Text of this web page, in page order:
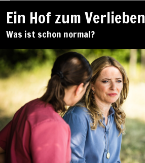
Ein Hof zum Verlieben
Was ist schon normal?